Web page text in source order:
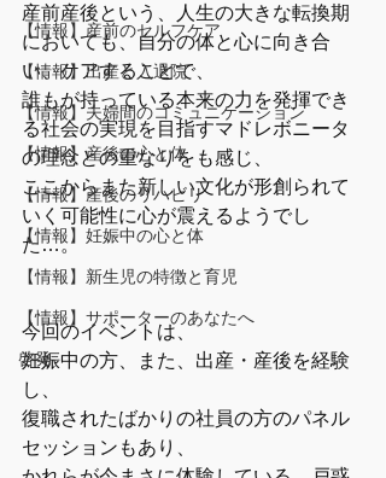
【情報】産前のセルフケア
【情報】出産と入退院
【情報】夫婦間のコミュニケーション
【情報】産後の心と体
【情報】産後のリハビリ
【情報】妊娠中の心と体
【情報】新生児の特徴と育児
【情報】サポーターのあなたへ
啓発
産前産後という、人生の大きな転換期
においても、自分の体と心に向き合
い、ケアすることで、
誰もが持っている本来の力を発揮でき
る社会の実現を目指すマドレボニータ
の理念との重なりをも感じ、
ここからまた新しい文化が形創られて
いく可能性に心が震えるようでし
た…。
今回のイベントは、
妊娠中の方、また、出産・産後を経験
し、
復職されたばかりの社員の方のパネル
セッションもあり、